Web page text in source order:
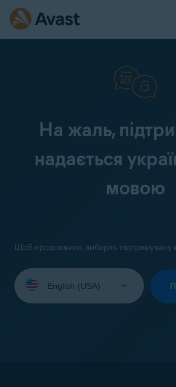
На жаль,
надається
мовою
Щоб продовжити, виберіть підтримувану
your